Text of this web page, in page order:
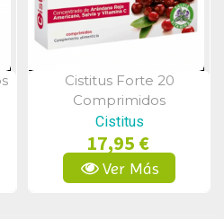
Vista Rápida
Cistitus Forte 20
Comprimidos
Cistitus
17,95 €
Ver Más